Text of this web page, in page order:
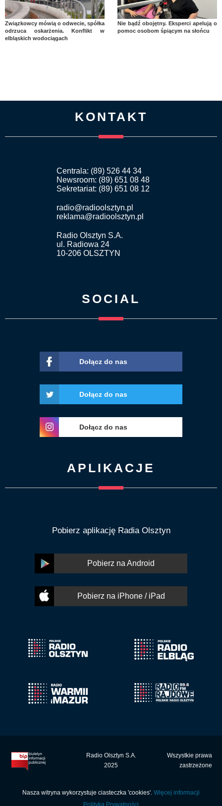
Związkowcy mówią o odwecie, spółka
odrzuca oskarżenia. Konflikt w
elbląskich wodociągach
Nie bądź obojętny. Eksperci apelują o
pomoc osobom śpiącym na słońcu
KONTAKT
Centrala: (89) 526 44 34
Newsroom: (89) 651 08 48
Sekretariat: (89) 651 08 12
radio@radioolsztyn.pl
reklama@radioolsztyn.pl
Radio Olsztyn S.A.
ul. Radiowa 24
10-206 OLSZTYN
SOCIAL
Dołącz do nas
Dołącz do nas
Dołącz do nas
APLIKACJE
Pobierz aplikację Radia Olsztyn
Pobierz na Android
Pobierz na iPhone / iPad
Radio Olsztyn S.A.
2025
Wszystkie prawa
zastrzeżone
Nasza witryna wykorzystuje ciasteczka 'cookies'. Więcej informacji
Polityka Prywatności